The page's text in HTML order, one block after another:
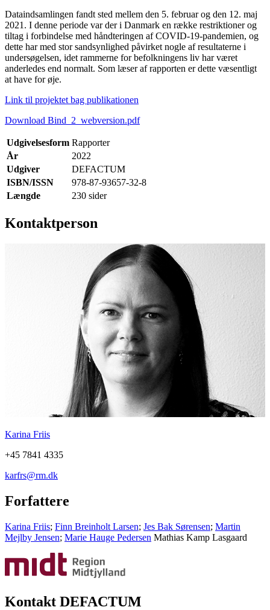
Dataindsamlingen fandt sted mellem den 5. februar og den 12. maj
2021. I denne periode var der i Danmark en række restriktioner og
tiltag i forbindelse med håndteringen af COVID-19-pandemien, og
dette har med stor sandsynlighed påvirket nogle af resultaterne i
undersøgelsen, idet rammerne for befolkningens liv har været
anderledes end normalt. Som læser af rapporten er dette væsentligt
at have for øje.
Link til projektet bag publikationen
Download Bind_2_webversion.pdf
Udgivelsesform Rapporter
År
2022
Udgiver
DEFACTUM
ISBN/ISSN
978-87-93657-32-8
Længde
230 sider
Kontaktperson
Karina Friis
+45 7841 4335
karfrs@rm.dk
Forfattere
Karina Friis; Finn Breinholt Larsen; Jes Bak Sørensen; Martin
Mejlby Jensen; Marie Hauge Pedersen Mathias Kamp Lasgaard
Kontakt DEFACTUM